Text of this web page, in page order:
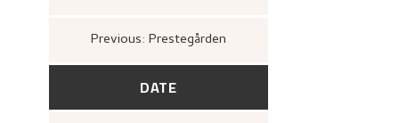
Previous: Prestegården
DATE